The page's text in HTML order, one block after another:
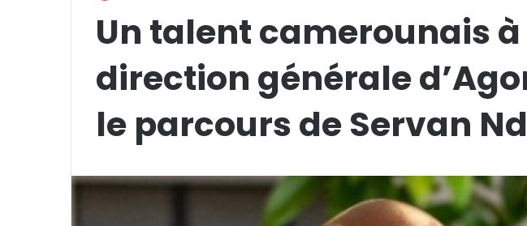
Un talent camerounais
direction générale
le parcours de Servan